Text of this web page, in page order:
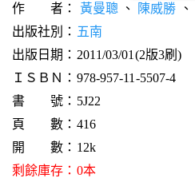
作 者： 黃曼聰 、 陳威勝 、
出版社別： 五南
出版日期：2011/03/01(2版3刷)
ＩＳＢＮ：978-957-11-5507-4
書 號：5J22
頁 數：416
開 數：12k
剩餘庫存：0本